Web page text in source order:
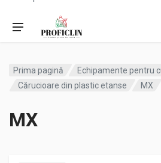
Prima pagină
Echipamente pentru
Cărucioare din plastic etanse
MX
MX